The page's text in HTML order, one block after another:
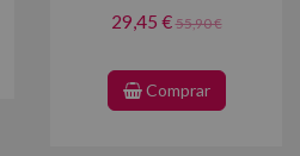
29,45 €55,90 €
Comprar